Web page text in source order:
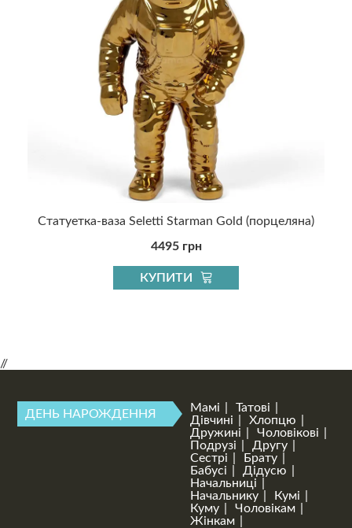
Статуетка-ваза Seletti Starman Gold (порцеляна)
4495 грн
КУПИТИ
//
ДЕНЬ НАРОЖДЕННЯ Мамі
Татові
Дівчині
Хлопцю
Дружині
Чоловікові
Подрузі
Другу
Сестрі
Брату
Бабусі
Дідусю
Начальниці
Начальнику
Кумі
Куму
Чоловікам
Жінкам